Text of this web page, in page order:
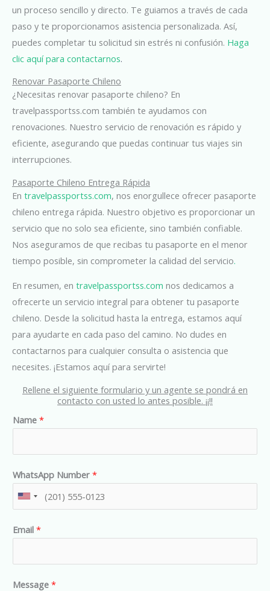
un proceso sencillo y directo. Te guiamos a través de cada
paso y te proporcionamos asistencia personalizada. Así,
puedes completar tu solicitud sin estrés ni confusión. Haga
clic aquí para contactarnos.
Renovar Pasaporte Chileno
¿Necesitas renovar pasaporte chileno? En
travelpassportss.com también te ayudamos con
renovaciones. Nuestro servicio de renovación es rápido y
eficiente, asegurando que puedas continuar tus viajes sin
interrupciones.
Pasaporte Chileno Entrega Rápida
En travelpassportss.com, nos enorgullece ofrecer pasaporte
chileno entrega rápida. Nuestro objetivo es proporcionar un
servicio que no solo sea eficiente, sino también confiable.
Nos aseguramos de que recibas tu pasaporte en el menor
tiempo posible, sin comprometer la calidad del servicio.
En resumen, en travelpassportss.com nos dedicamos a
ofrecerte un servicio integral para obtener tu pasaporte
chileno. Desde la solicitud hasta la entrega, estamos aquí
para ayudarte en cada paso del camino. No dudes en
contactarnos para cualquier consulta o asistencia que
necesites. ¡Estamos aquí para servirte!
Rellene el siguiente formulario y un agente se pondrá en
contacto con usted lo antes posible. ¡¡!!
Name *
WhatsApp Number *
U
i
e
d
Email *
Message *